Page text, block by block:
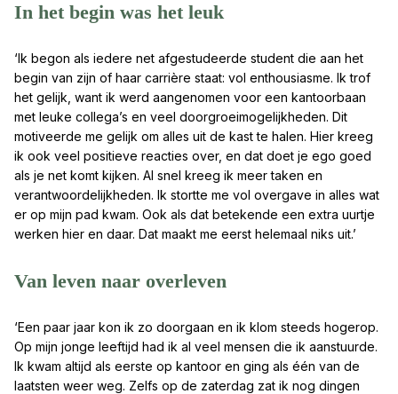
In het begin was het leuk
‘Ik begon als iedere net afgestudeerde student die aan het
begin van zijn of haar carrière staat: vol enthousiasme. Ik trof
het gelijk, want ik werd aangenomen voor een kantoorbaan
met leuke collega’s en veel doorgroeimogelijkheden. Dit
motiveerde me gelijk om alles uit de kast te halen. Hier kreeg
ik ook veel positieve reacties over, en dat doet je ego goed
als je net komt kijken. Al snel kreeg ik meer taken en
verantwoordelijkheden. Ik stortte me vol overgave in alles wat
er op mijn pad kwam. Ook als dat betekende een extra uurtje
werken hier en daar. Dat maakt me eerst helemaal niks uit.’
Van leven naar overleven
‘Een paar jaar kon ik zo doorgaan en ik klom steeds hogerop.
Op mijn jonge leeftijd had ik al veel mensen die ik aanstuurde.
Ik kwam altijd als eerste op kantoor en ging als één van de
laatsten weer weg. Zelfs op de zaterdag zat ik nog dingen